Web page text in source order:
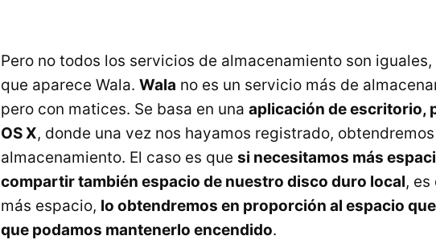
Pero no todos los servicios de almacenamiento son
que aparece Wala. Wala no es un servicio más de
pero con matices. Se basa en una aplicación de escritorio,
OS X, donde una vez nos hayamos registrado,
almacenamiento. El caso es que si necesitamos más
compartir también espacio de nuestro disco duro local,
más espacio, lo obtendremos en proporción al espacio
que podamos mantenerlo encendido.